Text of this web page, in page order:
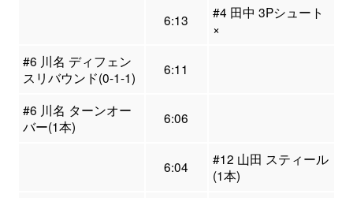
6:13
#4 田中 3Pシュート
×
#6 川名 ディフェン
スリバウンド(0-1-1)
6:11
#6 川名 ターンオー
バー(1本)
6:06
6:04
#12 山田 スティール
(1本)